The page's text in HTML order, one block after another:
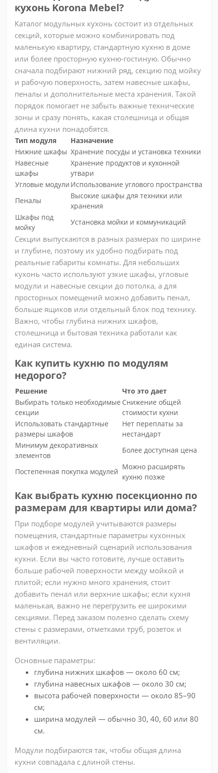
кухонь Korona Mebel?
Каталог модульных кухонь состоит из отдельных
секций, которые можно комбинировать под
маленькую квартиру, стандартную кухню в доме
или более просторную кухню-гостиную. Обычно
сначала подбирают нижний ряд, секцию под мойку
и рабочую поверхность, затем навесные шкафы,
пеналы и дополнительные места хранения. Такой
порядок помогает не забыть важные технические
зоны и сразу понять, какая столешница и общая
длина кухни понадобятся.
Тип модуля
Назначение
Нижние шкафы Хранение посуды и установка техники
Навесные
шкафы
Хранение продуктов и кухонной
утвари
Угловые модули Использование углового пространства
Пеналы
Высокие шкафы для техники или
хранения
Шкафы под
мойку
Установка мойки и коммуникаций
Секции выпускаются в разных размерах по ширине
и глубине, поэтому их удобно подбирать под
реальные габариты комнаты. Для небольших
кухонь часто используют узкие шкафы, угловые
модули и навесные секции до потолка, а для
просторных помещений можно добавить пенал,
больше ящиков или отдельный блок под технику.
Важно, чтобы глубина нижних шкафов,
столешница и бытовая техника работали как
единая система.
Как купить кухню по модулям
недорого?
Решение
Что это дает
Выбирать только необходимые
секции
Снижение общей
стоимости кухни
Использовать стандартные
размеры шкафов
Нет переплаты за
нестандарт
Минимум декоративных
элементов
Более доступная цена
Постепенная покупка модулей
Можно расширять
кухню позже
Как выбрать кухню посекционно по
размерам для квартиры или дома?
При подборе модулей учитываются размеры
помещения, стандартные параметры кухонных
шкафов и ежедневный сценарий использования
кухни. Если вы часто готовите, лучше оставить
больше рабочей поверхности между мойкой и
плитой; если нужно много хранения, стоит
добавить пенал или верхние шкафы; если кухня
маленькая, важно не перегрузить ее широкими
секциями. Перед заказом полезно сделать схему
стены с размерами, отметками труб, розеток и
вентиляции.
Основные параметры:
глубина нижних шкафов — около 60 см;
глубина навесных шкафов — около 30 см;
высота рабочей поверхности — около 85–90
см;
ширина модулей — обычно 30, 40, 60 или 80
см.
Модули подбираются так, чтобы общая длина
кухни совпадала с длиной стены.